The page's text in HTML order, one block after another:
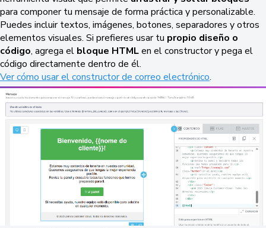
para componer tu mensaje de forma práctica y personalizable.
Puedes incluir textos, imágenes, botones, separadores y otros
elementos visuales. Si prefieres usar tu propio diseño o
código, agrega el bloque HTMLen el constructor y pega el
código directamente dentro de él.
Ver cómo usar el constructor de correo electrónico.